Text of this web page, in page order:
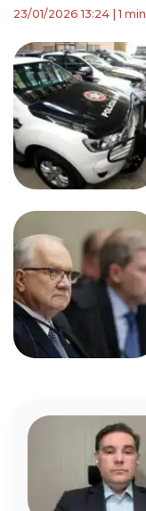
23/01/2026 13:24 |1 min